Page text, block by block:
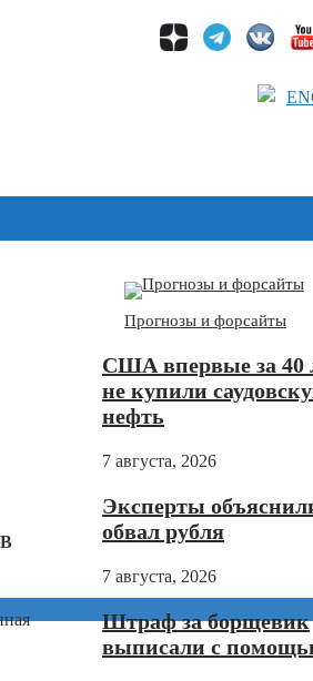
Прогнозы и форсайты
США впервые за 40
не купили
нефть
7 августа, 2026
Эксперты
обвал рубля
7 августа, 2026
Штраф за борщевик
выписали с